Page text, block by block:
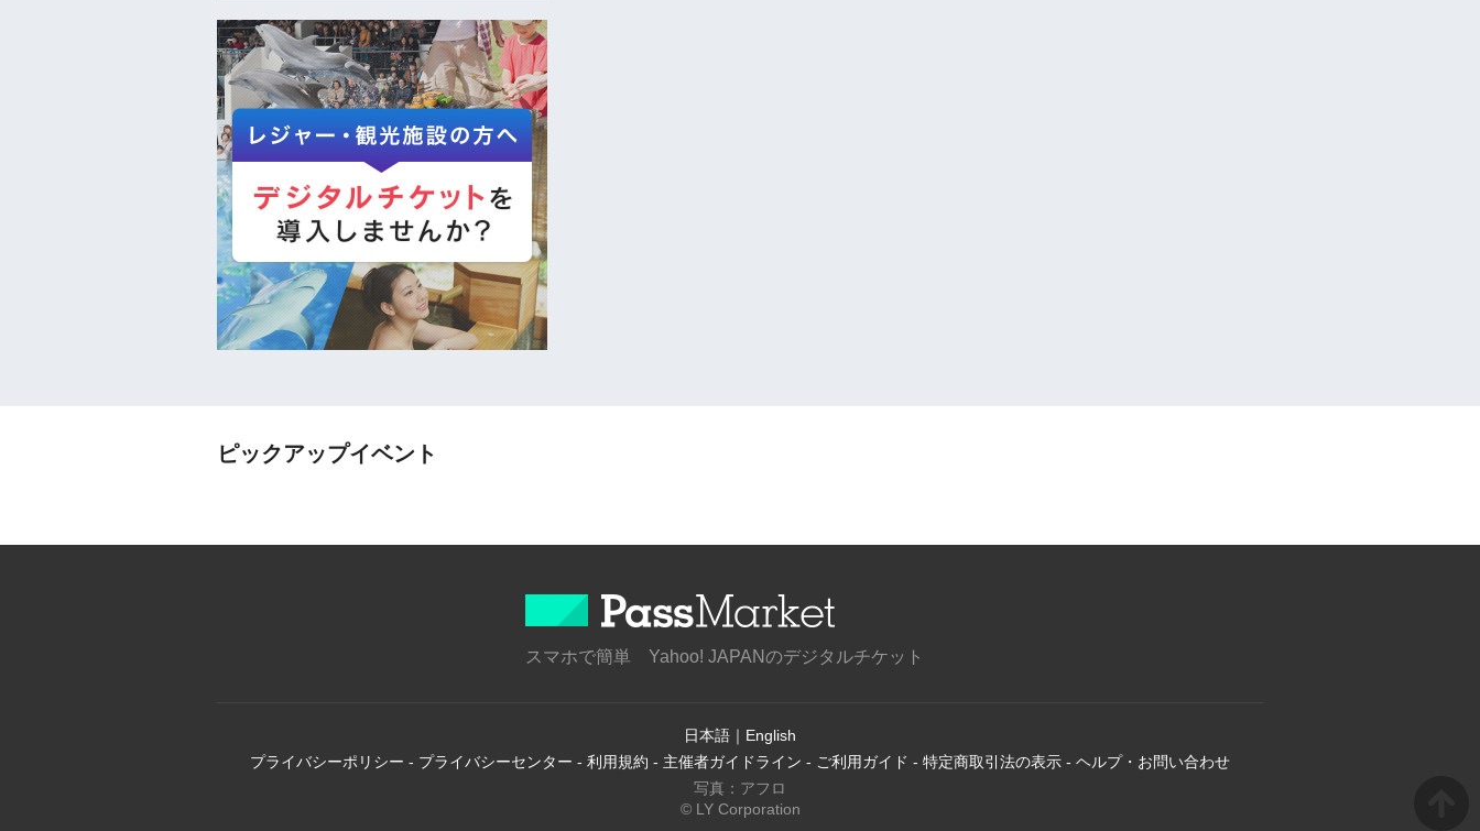
ピックアップイベント
スマホで簡単 Yahoo! JAPANのデジタルチケット
日本語 ｜ English
プライバシーポリシー - プライバシーセンター - 利用規約 - 主催者ガイドライン - ご利用ガイド - 特定商取引法の表示 - ヘルプ・お問い合わせ
写真：アフロ
© LY Corporation